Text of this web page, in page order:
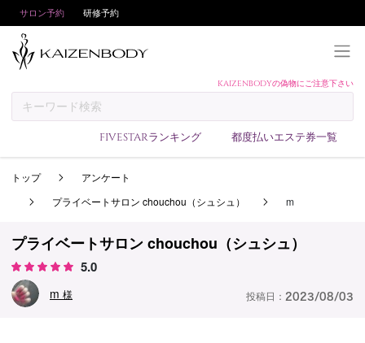
サロン予約 研修予約
KAIZENBODYの偽物にご注意下さい
FIVESTARランキング 都度払いエステ券一覧
予約方法
技術者ランキング
アンケート
トップ
アンケート
プライベートサロン chouchou（シュシュ）
m
プライベートサロン chouchou（シュシュ）
5.0
m 様 投稿日： 2023/08/03